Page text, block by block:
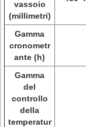
vassoio
(millimetri)
Gamma
cronometr
ante (h)
Gamma
del
controllo
della
temperatur